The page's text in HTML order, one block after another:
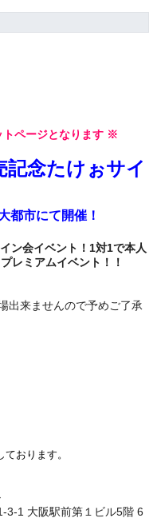
ページとなります ※
念たけぉサイ
都市にて開催！
ン会イベント！1対1で本人
レミアムイベント！！
出来ませんので予めご了承
おります。
3-1 大阪駅前第１ビル5階 6